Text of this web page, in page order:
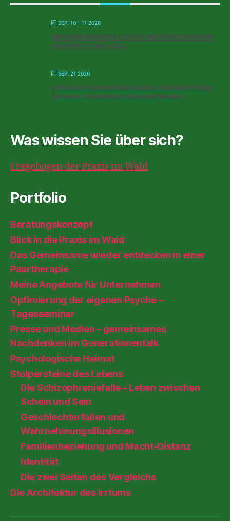
SEP. 10 - 11 2026
WAHRNEHMUNGSILLUSION UND BEREICHERNDE
PERSPEKTIVWECHSEL
SEP. 21 2026
STEREOTYPEN HINTERFRAGEN. PERSPEKTIVEN
ÖFFNEN. GEMEINSAM VORANKOMMEN
Was wissen Sie über sich?
Fragebogen der Praxis im Wald
Portfolio
Beratungskonzept
Blick in die Praxis im Wald
Das Gemeinsame wieder entdecken in einer
Paartherapie
Meine Angebote für Unternehmen
Optimierung der eigenen Psyche –
Tagesseminar
Presse und Medien – gemeinsames
Nachdenken im Generationentalk
Psychologische Heimat
Stolpersteine des Lebens
Die Schizophreniefalle – Leben zwischen
Schein und Sein
Geschlechterfallen und
Wahrnehmungsillusionen
Familienbeziehung und Macht-Distanz
Identität
Die zwei Seiten des Vergleichs
Die Architektur des Irrtums